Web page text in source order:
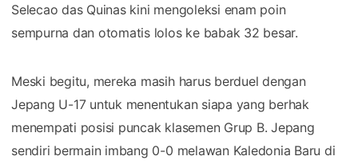
Selecao das Quinas kini mengoleksi enam poin
sempurna dan otomatis lolos ke babak 32 besar.
Meski begitu, mereka masih harus berduel dengan
Jepang U-17 untuk menentukan siapa yang berhak
menempati posisi puncak klasemen Grup B. Jepang
sendiri bermain imbang 0-0 melawan Kaledonia Baru di